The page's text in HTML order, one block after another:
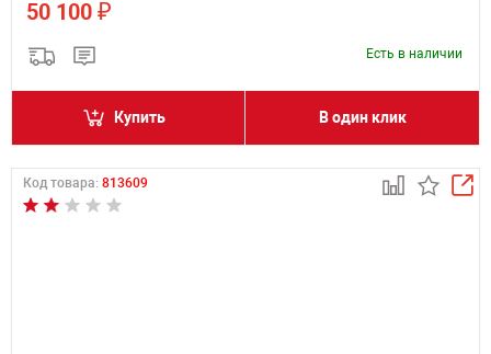
50 100 ₽
Есть в наличии
Купить В один клик
Код товара: 813609